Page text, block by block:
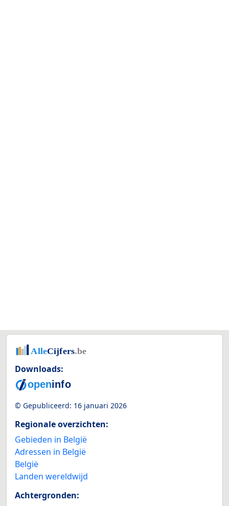
Downloads:
© Gepubliceerd: 16 januari 2026
Regionale overzichten:
Gebieden in België
Adressen in België
België
Landen wereldwijd
Achtergronden: